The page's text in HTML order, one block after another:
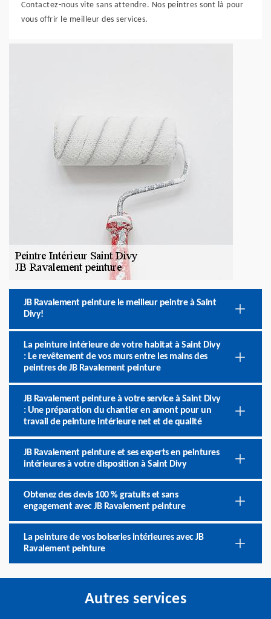
Contactez-nous vite sans attendre. Nos peintres sont là pour
vous offrir le meilleur des services.
JB Ravalement peinture le meilleur peintre à Saint
Divy!
La peinture intérieure de votre habitat à Saint Divy
: Le revêtement de vos murs entre les mains des
peintres de JB Ravalement peinture
JB Ravalement peinture à votre service à Saint Divy
: Une préparation du chantier en amont pour un
travail de peinture intérieure net et de qualité
JB Ravalement peinture et ses experts en peintures
intérieures à votre disposition à Saint Divy
Obtenez des devis 100 % gratuits et sans
engagement avec JB Ravalement peinture
La peinture de vos boiseries intérieures avec JB
Ravalement peinture
Autres services